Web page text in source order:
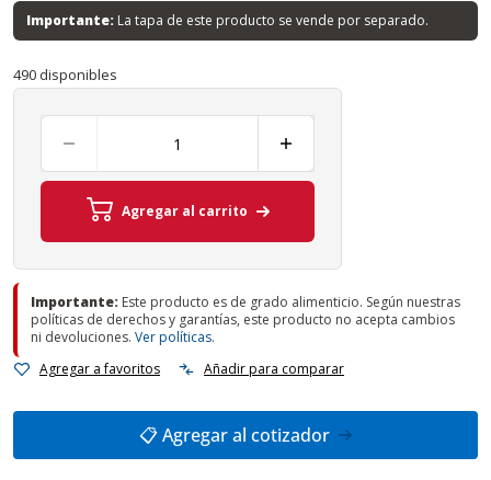
Importante: La tapa de este producto se vende por separado.
490 disponibles
Agregar al carrito
Importante: Este producto es de grado alimenticio. Según nuestras
políticas de derechos y garantías, este producto no acepta cambios
ni devoluciones. Ver políticas.
Agregar a favoritos
Añadir para comparar
📋 Agregar al cotizador